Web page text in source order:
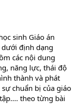
sinh Giáo án
dưới định dạng
các nội dung
năng lực, thái độ
thành và phát
chuẩn bị của giáo
theo từng bài